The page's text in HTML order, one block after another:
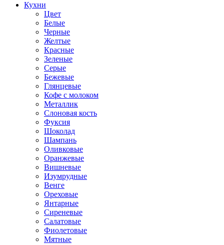
Кухни
Цвет
Белые
Черные
Желтые
Красные
Зеленые
Серые
Бежевые
Глянцевые
Кофе с молоком
Металлик
Слоновая кость
Фуксия
Шоколад
Шампань
Оливковые
Оранжевые
Вишневые
Изумрудные
Венге
Ореховые
Янтарные
Сиреневые
Салатовые
Фиолетовые
Мятные